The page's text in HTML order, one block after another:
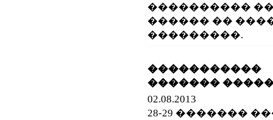
����������
������ ��
���������.
�������
02.08.2013
28-29 �������